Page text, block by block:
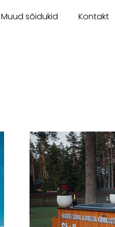
Muud sõidukid
Kontakt